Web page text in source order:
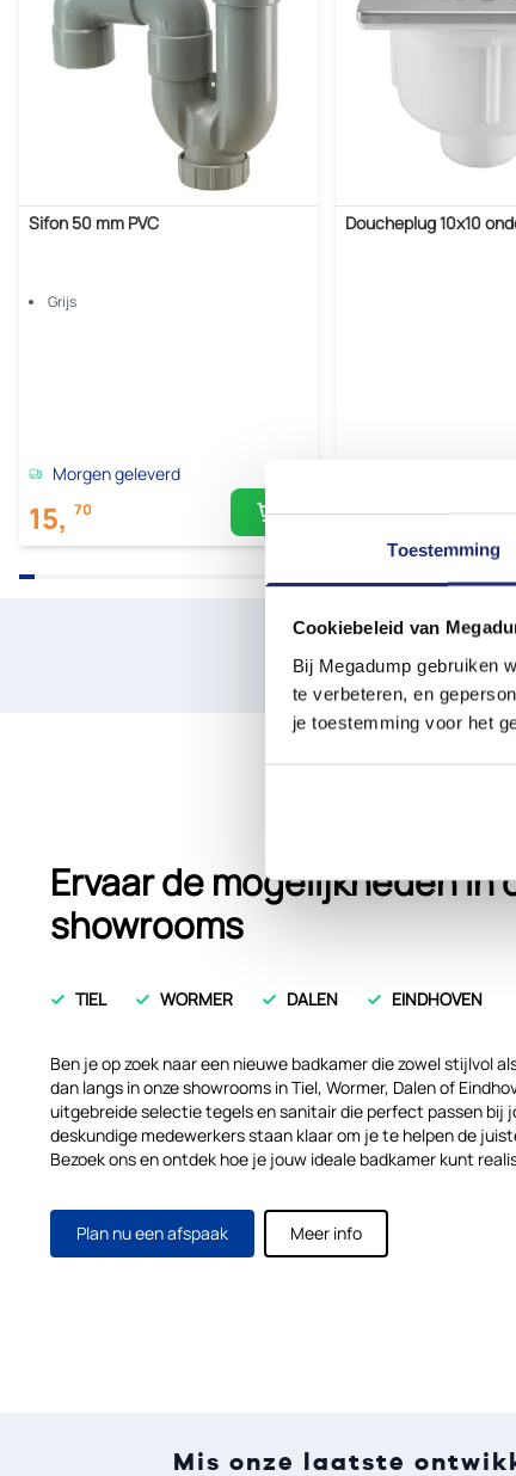
Toestemming
Cookiebeleid van
Bij Megadump gebruiken
te verbeteren, en
je toestemming voor het
Sifon 50 mm PVC
Grijs
Morgen geleverd
15, 70
Doucheplug 10x10
18, 35
Laat je
Plan een
Ervaar de mogelijkheden in
showrooms
TIEL WORMER DALEN EINDHOVEN
Ben je op zoek naar een nieuwe badkamer die zowel stijlvol
dan langs in onze showrooms in Tiel, Wormer, Dalen of
uitgebreide selectie tegels en sanitair die perfect passen bij
deskundige medewerkers staan klaar om je te helpen de
Bezoek ons en ontdek hoe je jouw ideale badkamer kunt
Plan nu een afspaak Meer info
Mis onze laatste